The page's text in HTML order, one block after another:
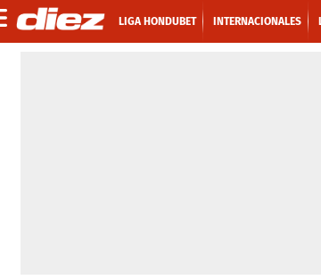
LIGA HONDUBET INTERNACIONALES